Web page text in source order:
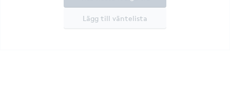
Lägg till väntelista